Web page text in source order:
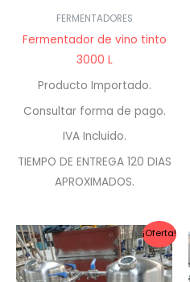
FERMENTADORES
Fermentador de vino tinto
3000 L
Producto Importado.
Consultar forma de pago.
IVA Incluido.
TIEMPO DE ENTREGA 120 DIAS
APROXIMADOS.
¡Oferta!